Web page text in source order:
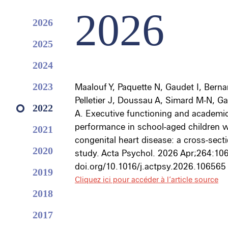
2026
2025
2024
2023
2022
2021
2020
2019
2018
2017
2026
Maalouf Y, Paquette N, Gaudet I ,
Pelletier J, Doussau A, Simard M-N,
A. Executive functioning and
performance in school-aged children
congenital heart disease: a cross-
study. Acta Psychol. 2026
doi.org/10.1016/j.actpsy.2026.106565
Cliquez ici pour accéder à l’article source